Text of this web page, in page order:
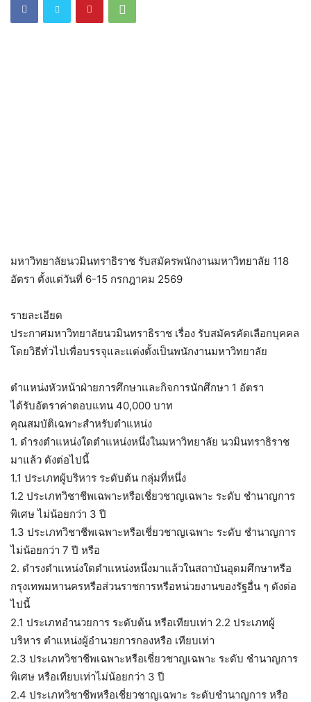
มหาวิทยาลัยนวมินทราธิราช รับสมัครพนักงานมหาวิทยาลัย 118
อัตรา ตั้งแต่วันที่ 6-15 กรกฎาคม 2569
รายละเอียด
ประกาศมหาวิทยาลัยนวมินทราธิราช เรื่อง รับสมัครคัดเลือกบุคคล
โดยวิธีทั่วไปเพื่อบรรจุและแต่งตั้งเป็นพนักงานมหาวิทยาลัย
ตำแหน่งหัวหน้าฝ่ายการศึกษาและกิจการนักศึกษา 1 อัตรา
ได้รับอัตราค่าตอบแทน 40,000 บาท
คุณสมบัติเฉพาะสำหรับตำแหน่ง
1. ดำรงตำแหน่งใดตำแหน่งหนึ่งในมหาวิทยาลัย นวมินทราธิราช
มาแล้ว ดังต่อไปนี้
1.1 ประเภทผู้บริหาร ระดับต้น กลุ่มที่หนึ่ง
1.2 ประเภทวิชาชีพเฉพาะหรือเชี่ยวชาญเฉพาะ ระดับ ชำนาญการ
พิเศษ ไม่น้อยกว่า 3 ปี
1.3 ประเภทวิชาชีพเฉพาะหรือเชี่ยวชาญเฉพาะ ระดับ ชำนาญการ
ไม่น้อยกว่า 7 ปี หรือ
2. ดำรงตำแหน่งใดตำแหน่งหนึ่งมาแล้วในสถาบันอุดมศึกษาหรือ
กรุงเทพมหานครหรือส่วนราชการหรือหน่วยงานของรัฐอื่น ๆ ดังต่อ
ไปนี้
2.1 ประเภทอำนวยการ ระดับต้น หรือเทียบเท่า 2.2 ประเภทผู้
บริหาร ตำแหน่งผู้อำนวยการกองหรือ เทียบเท่า
2.3 ประเภทวิชาชีพเฉพาะหรือเชี่ยวชาญเฉพาะ ระดับ ชำนาญการ
พิเศษ หรือเทียบเท่าไม่น้อยกว่า 3 ปี
2.4 ประเภทวิชาชีพหรือเชี่ยวชาญเฉพาะ ระดับชำนาญการ หรือ